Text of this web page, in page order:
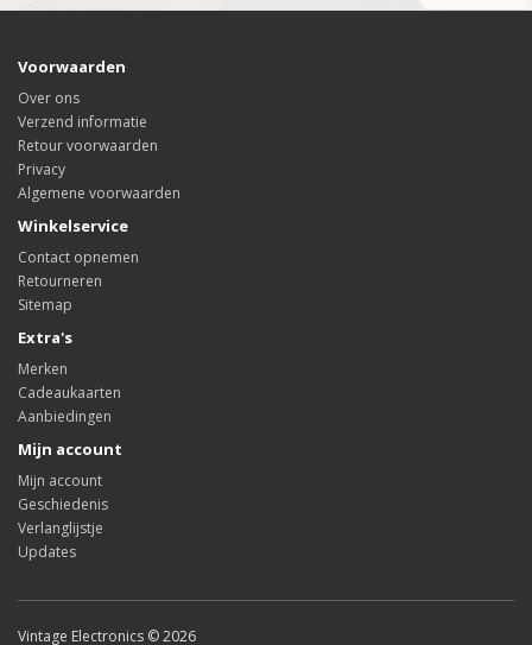
Voorwaarden
Over ons
Verzend informatie
Retour voorwaarden
Privacy
Algemene voorwaarden
Winkelservice
Contact opnemen
Retourneren
Sitemap
Extra's
Merken
Cadeaukaarten
Aanbiedingen
Mijn account
Mijn account
Geschiedenis
Verlanglijstje
Updates
Vintage Electronics © 2026